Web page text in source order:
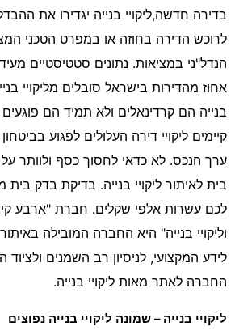
בדירה חדשה,ליקויי בנייה יגדירו את
לרוכש הדירה בחוזה או במפרט הטכני
הנדל"ני במציאות. נתונים סטטיסטיים
אחוז מהדירות בישראל סובלים מליקויי
בנייה הם קרדינאלים ולא תמיד הם
קיימים ליקויי דירה העלולים לפגוע
ערך הנכס. לא כדאי לחסוך כסף ולוותר
בית לאיתור ליקויי בנייה. בדיקת בדק
לכם עשרות אלפי שקלים. חברת "ארבע
וליקויי בנייה" היא החברה המובילה באיתור
לידע המקצועי, לניסיון רב השמנים ולציוד
החברה לאתר מאות ליקויי בנייה.
ליקויי בנייה – שמונה ליקויי בנייה נפוצים